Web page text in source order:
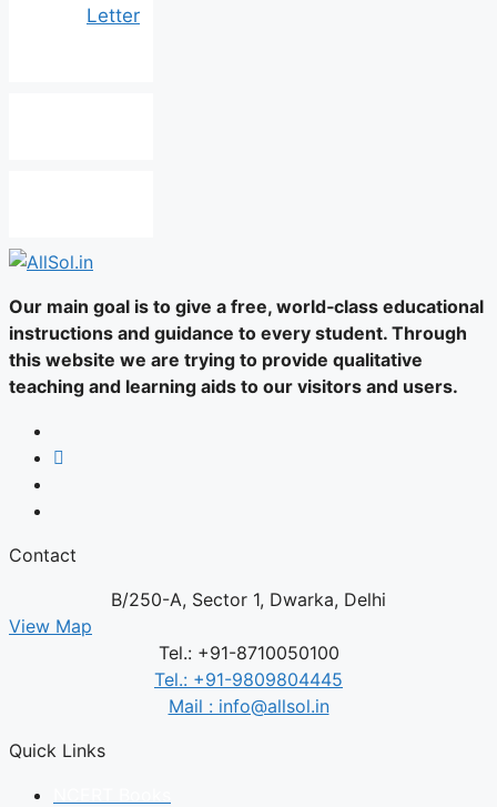
Letter
Our main goal is to give a free, world‑class educational
instructions and guidance to every student. Through
this website we are trying to provide qualitative
teaching and learning aids to our visitors and users.
Contact
B/250-A, Sector 1, Dwarka, Delhi
View Map
Tel.: +91-8710050100
Tel.: +91-9809804445
Mail : info@allsol.in
Quick Links